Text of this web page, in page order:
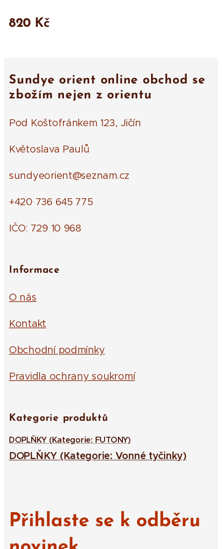
820 Kč
Sundye orient online obchod se
zbožím nejen z orientu
Pod Koštofránkem 123, Jičín
Květoslava Paulů
sundyeorient@seznam.cz
+420 736 645 775
IČO: 729 10 968
Informace
O nás
Kontakt
Obchodní podmínky
Pravidla ochrany soukromí
Kategorie produktů
DOPLŇKY (Kategorie: FUTONY)
DOPLŇKY (Kategorie: Vonné tyčinky)
Přihlaste se k odběru